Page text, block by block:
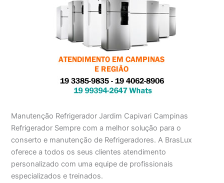
Manutenção Refrigerador Jardim Capivari Campinas
Refrigerador Sempre com a melhor solução para o
conserto e manutenção de Refrigeradores. A BrasLux
oferece a todos os seus clientes atendimento
personalizado com uma equipe de profissionais
especializados e treinados.